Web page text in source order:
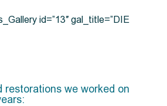
id=”13″ gal_title=”DIE
restorations we worked on